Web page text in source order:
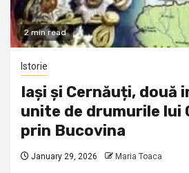
2 min read
Istorie
Iași și Cernăuți, două
unite de drumurile lui
prin Bucovina
January 29, 2026 Maria Toaca